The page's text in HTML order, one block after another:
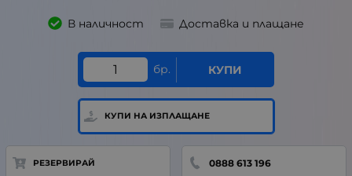
В наличност Доставка и плащане
бр. КУПИ
КУПИ НА ИЗПЛАЩАНЕ
РЕЗЕРВИРАЙ 0888 613 196